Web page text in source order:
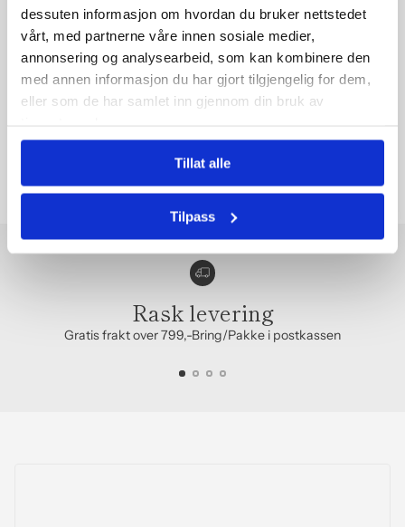
dessuten informasjon om hvordan du bruker nettstedet
vårt, med partnerne våre innen sosiale medier,
annonsering og analysearbeid, som kan kombinere den
med annen informasjon du har gjort tilgjengelig for dem,
eller som de har samlet inn gjennom din bruk av
Tillat alle
Tilpass
Hårologi
359,00 kr
Du ser på Produkt
Rask levering
Gratis frakt over 799,-Bring/Pakke i postkassen